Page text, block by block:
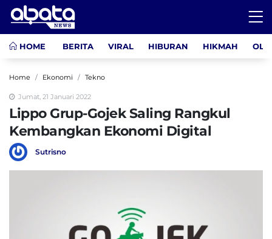
HOME BERITA VIRAL HIBURAN HIKMAH
Home Ekonomi Tekno
Jumat, 21 Januari 2022
Lippo Grup-Gojek Saling Rangkul
Kembangkan Ekonomi Digital
Sutrisno